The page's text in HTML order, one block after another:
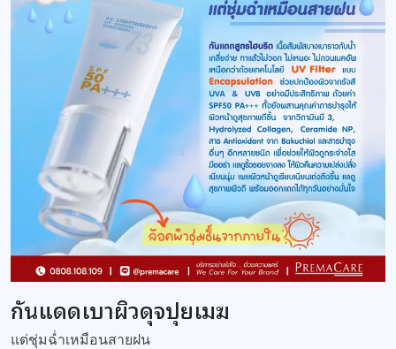
กันแดดเบาผิวดุจปุยเมฆ
แต่ชุ่มฉ่ำเหมือนสายฝน